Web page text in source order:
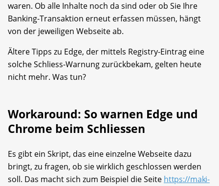
waren. Ob alle Inhalte noch da sind oder ob Sie Ihre
Banking-Transaktion erneut erfassen müssen, hängt
von der jeweiligen Webseite ab.
Ältere Tipps zu Edge, der mittels Registry-Eintrag eine
solche Schliess-Warnung zurückbekam, gelten heute
nicht mehr. Was tun?
Workaround: So warnen Edge und
Chrome beim Schliessen
Es gibt ein Skript, das eine einzelne Webseite dazu
bringt, zu fragen, ob sie wirklich geschlossen werden
soll. Das macht sich zum Beispiel die Seite https://maki-